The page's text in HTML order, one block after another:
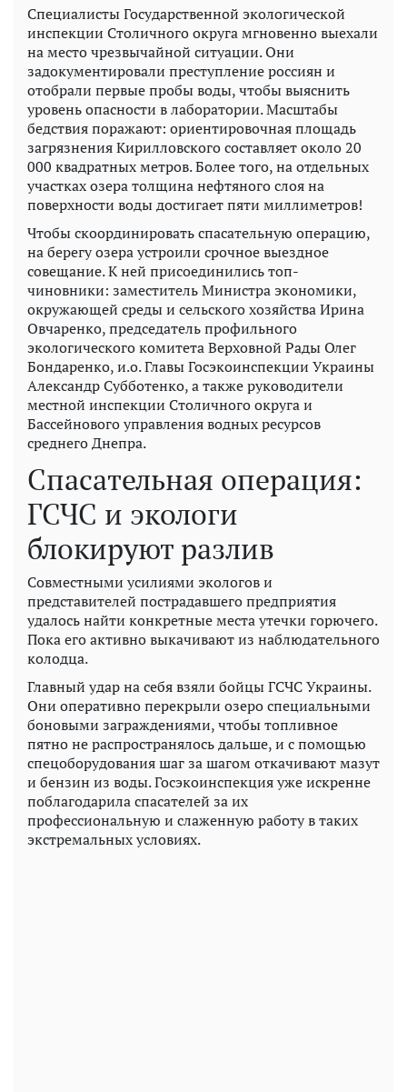
Специалисты Государственной экологической
инспекции Столичного округа мгновенно выехали
на место чрезвычайной ситуации. Они
задокументировали преступление россиян и
отобрали первые пробы воды, чтобы выяснить
уровень опасности в лаборатории. Масштабы
бедствия поражают: ориентировочная площадь
загрязнения Кирилловского составляет около 20
000 квадратных метров. Более того, на отдельных
участках озера толщина нефтяного слоя на
поверхности воды достигает пяти миллиметров!
Чтобы скоординировать спасательную операцию,
на берегу озера устроили срочное выездное
совещание. К ней присоединились топ-
чиновники: заместитель Министра экономики,
окружающей среды и сельского хозяйства Ирина
Овчаренко, председатель профильного
экологического комитета Верховной Рады Олег
Бондаренко, и.о. Главы Госэкоинспекции Украины
Александр Субботенко, а также руководители
местной инспекции Столичного округа и
Бассейнового управления водных ресурсов
среднего Днепра.
Спасательная операция:
ГСЧС и экологи
блокируют разлив
Совместными усилиями экологов и
представителей пострадавшего предприятия
удалось найти конкретные места утечки горючего.
Пока его активно выкачивают из наблюдательного
колодца.
Главный удар на себя взяли бойцы ГСЧС Украины.
Они оперативно перекрыли озеро специальными
боновыми заграждениями, чтобы топливное
пятно не распространялось дальше, и с помощью
спецоборудования шаг за шагом откачивают мазут
и бензин из воды. Госэкоинспекция уже искренне
поблагодарила спасателей за их
профессиональную и слаженную работу в таких
экстремальных условиях.